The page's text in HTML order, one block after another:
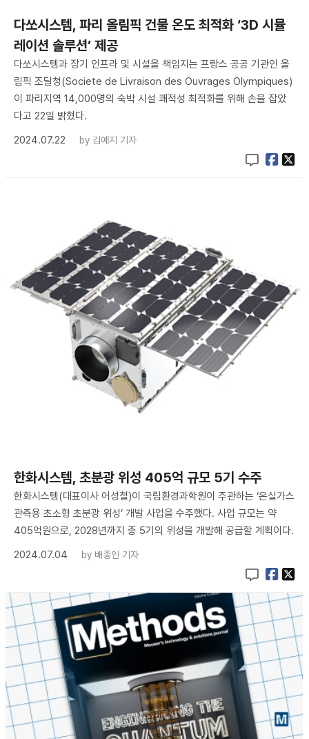
다쏘시스템, 파리 올림픽 건물 온도 최적화 ‘3D 시뮬
레이션 솔루션’ 제공
다쏘시스템과 장기 인프라 및 시설을 책임지는 프랑스 공공 기관인 올
림픽 조달청(Societe de Livraison des Ouvrages Olympiques)
이 파리지역 14,000명의 숙박 시설 쾌적성 최적화를 위해 손을 잡았
다고 22일 밝혔다.
2024.07.22
by 김예지 기자
한화시스템, 초분광 위성 405억 규모 5기 수주
한화시스템(대표이사 어성철)이 국립환경과학원이 주관하는 ‘온실가스
관측용 초소형 초분광 위성’ 개발 사업을 수주했다. 사업 규모는 약
405억원으로, 2028년까지 총 5기의 위성을 개발해 공급할 계획이다.
2024.07.04
by 배종인 기자